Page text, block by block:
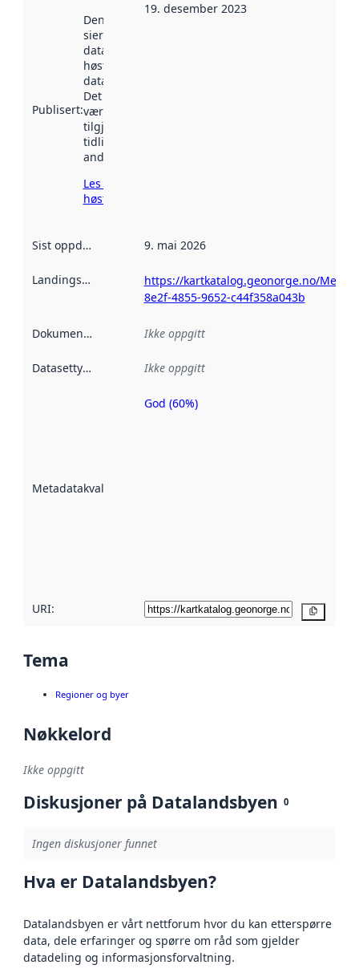
Publisert:
Denne datoen
sier når
datasettet ble
høstet av
data.norge.no.
Det kan ha
vært
tilgjengelig
tidligere
andre steder.
Les mer om
høsting her
19. desember 2023
Sist oppdatert 9. mai 2026
Landingsside
https://kartkatalog.geonorge.no/
8e2f-4855-9652-c44f358a043b
Dokumentasjon Ikke oppgitt
Datasettype Ikke oppgitt
Metadatakvalitet
Metadatakvalitet
God (60%)
URI:
Tema
Regioner og byer
Nøkkelord
Ikke oppgitt
Diskusjoner på Datalandsbyen 0
Ingen diskusjoner funnet
Hva er Datalandsbyen?
Datalandsbyen er vårt nettforum hvor du kan etterspørre
data, dele erfaringer og spørre om råd som gjelder
datadeling og informasjonsforvaltning.